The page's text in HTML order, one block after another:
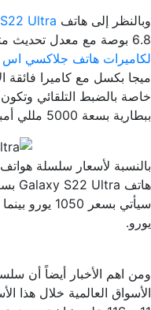
وبالنظر إلى هاتف Ultra
6.8 بوصة مع معدل تحديث متغير من 1 إلى 120 هرتز، بالنسبة
لكاميرات هاتف جلاكسي اس 22 الترا
ببطارية بسعة 5000 مللي أمبير.
يورو.
ومن اهم الأخبار أيضاً أن